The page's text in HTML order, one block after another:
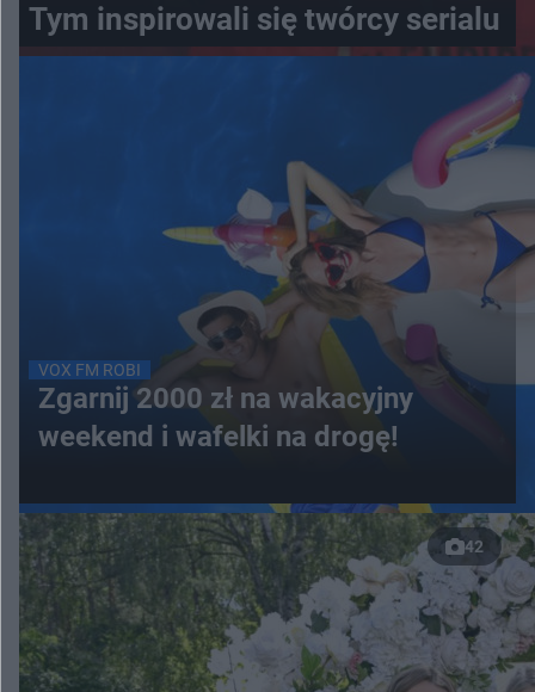
Tym inspirowali się twórcy serialu
VOX FM ROBI
Zgarnij 2000 zł na wakacyjny
weekend i wafelki na drogę!
42